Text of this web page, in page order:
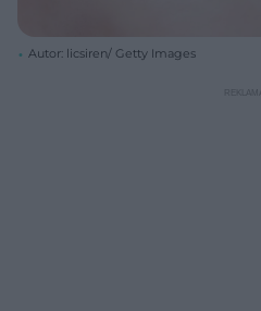
Autor: licsiren/ Getty Images